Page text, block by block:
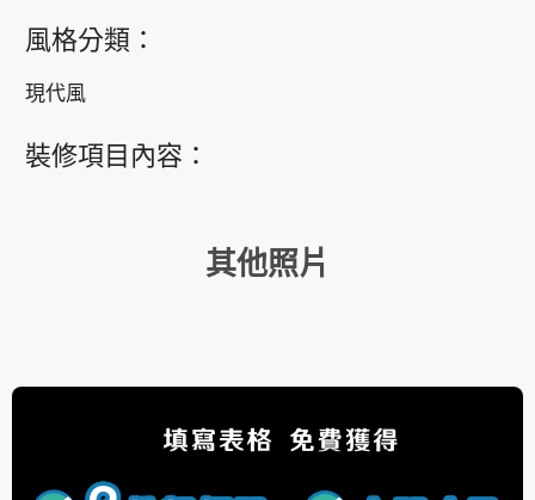
風格分類：
現代風
裝修項目內容：
其他照片